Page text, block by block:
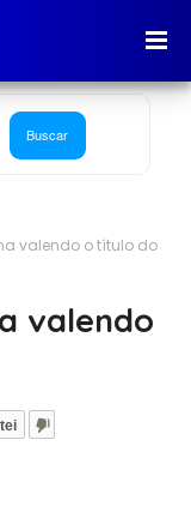
valendo o título do
valendo